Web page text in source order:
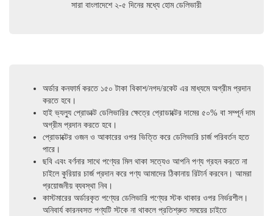
সারা বাংলাদেশে ২-৫ দিনের মধ্যে হোম ডেলিভারী
অর্ডার কনফার্ম করতে ১৫০ টাকা বিকাশ/নগদ/রকেট এর মাধ্যমে অগ্রীম প্রদান
করতে হবে।
হাই ভ্যল্যু প্রোডাক্ট ডেলিভারির ক্ষেত্রে প্রোডাক্টের দামের ৫০% বা সম্পূর্ন দাম
অগ্রীম প্রদান করতে হবে।
প্রোডাক্টের ওজন ও আকারের ওপর ভিত্তি করে ডেলিভারি চার্জ পরিবর্তন হতে
পারে।
ছবি এবং বর্ণনার সাথে পণ্যের মিল থাকা সত্যেও আপনি পণ্য গ্রহন করতে না
চাইলে কুরিয়ার চার্জ প্রদান করে পণ্য আমাদের ঠিকানায় রিটার্ন করবেন। আমরা
প্রয়োজনীয় ব্যবস্থা নিব।
কাস্টমারের অর্ডারকৃত পণ্যের ডেলিভারি পণ্যের স্টক থাকার ওপর নির্ভরশীল।
অনিবার্য কারনবসত পণ্যটি স্টকে না থাকলে প্রতিশ্রুত সময়ের চাইতে